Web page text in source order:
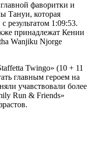
фаворитки и
Тануи, которая
результатом 1:09:53.
принадлежат Кении
Wanjiku Njorge
Twingo» (10 + 11
главным героем на
учавствовали более
Run & Friends»